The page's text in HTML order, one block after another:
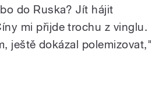
do Ruska? Jít hájit
mi přijde trochu z vinglu.
ještě dokázal polemizovat,"